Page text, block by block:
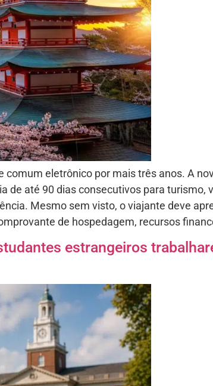
eletrônico por mais três anos. A
de até 90 dias consecutivos para turismo,
Mesmo sem visto, o viajante deve
de hospedagem, recursos
estrangeiros